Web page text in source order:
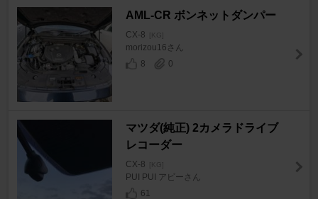
AML-CR ボンネットダンパー
CX-8 [KG]
morizou16さん
8
0
マツダ(純正) 2カメラドライブ
レコーダー
CX-8 [KG]
PUI PUI アビーさん
61